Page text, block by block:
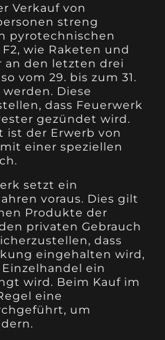
Verkauf von
streng
pyrotechnischen
wie Raketen und
an den letzten drei
vom 29. bis zum 31.
Diese
dass Feuerwerk
gezündet wird.
ist der Erwerb von
einer speziellen
setzt ein
voraus. Dies gilt
Produkte der
privaten Gebrauch
dass
eingehalten wird,
ein
wird. Beim Kauf im
eine
um